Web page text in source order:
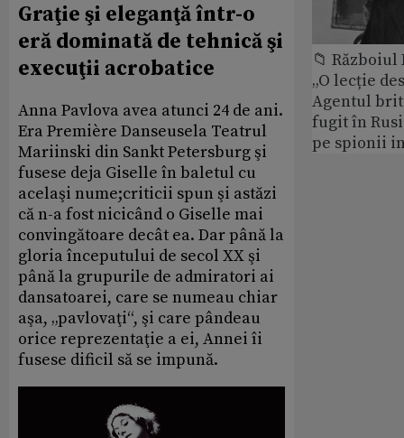
Graţie şi eleganţă într-o
eră dominată de tehnică şi
execuţii acrobatice
Anna Pavlova avea atunci 24 de ani.
Era Première Danseusela Teatrul
Mariinski din Sankt Petersburg şi
fusese deja Giselle în baletul cu
acelaşi nume;criticii spun şi astăzi
că n-a fost nicicând o Giselle mai
convingătoare decât ea. Dar până la
gloria începutului de secol XX şi
până la grupurile de admiratori ai
dansatoarei, care se numeau chiar
aşa, „pavlovaţi“, şi care pândeau
orice reprezentaţie a ei, Annei îi
fusese dificil să se impună.
📁 Războiul
„O lecție
Agentul
fugit în
pe spionii